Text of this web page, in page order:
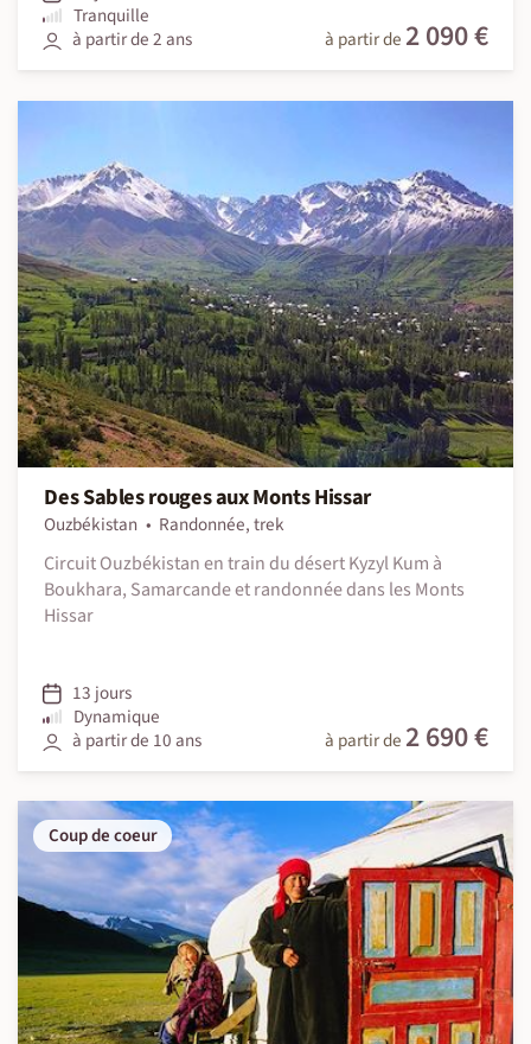
Tranquille
à partir de 2 ans
à partir de 2 090 €
Des Sables rouges aux Monts Hissar
Ouzbékistan
Randonnée, trek
Circuit Ouzbékistan en train du désert Kyzyl Kum à
Boukhara, Samarcande et randonnée dans les Monts
Hissar
13 jours
Dynamique
à partir de 10 ans
à partir de 2 690 €
Coup de coeur